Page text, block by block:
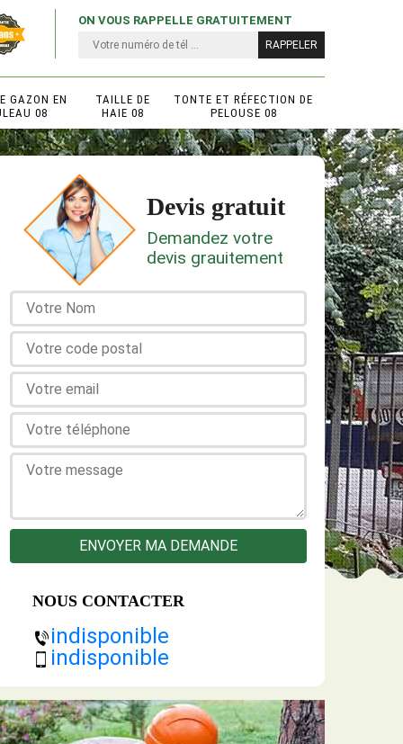
ON VOUS RAPPELLE GRATUITEMENT
GAZON EN
08
TAILLE DE
HAIE 08
TONTE ET RÉFECTION DE
PELOUSE 08
Devis gratuit
Demandez votre
devis grauitement
NOUS CONTACTER
indisponible
indisponible